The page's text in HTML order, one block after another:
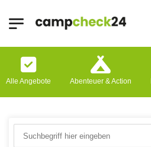
Alle Angebote Abenteuer & Action